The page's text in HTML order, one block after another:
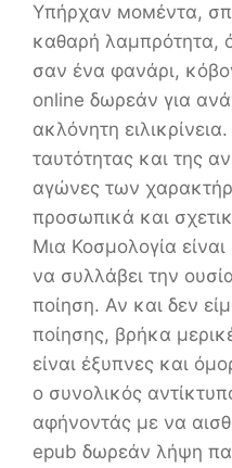
Υπήρχαν момέντα,
καθαρή λαμπρότητα,
σαν ένα φανάρι,
online δωρεάν για
ακλόνητη
ταυτότητας και της
αγώνες των
προσωπικά και
Μια Κοσμολογία
να συλλάβει την
ποίηση. Αν και δεν
ποίησης, βρήκα
είναι έξυπνες και
ο συνολικός
αφήνοντάς με να
epub δωρεάν λήψη